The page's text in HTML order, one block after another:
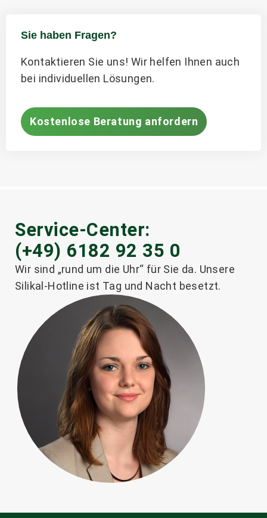
Sie haben Fragen?
Kontaktieren Sie uns! Wir helfen Ihnen auch
bei individuellen Lösungen.
Kostenlose Beratung anfordern
Service-Center:
(+49) 6182 92 35 0
Wir sind „rund um die Uhr“ für Sie da. Unsere
Silikal-Hotline ist Tag und Nacht besetzt.